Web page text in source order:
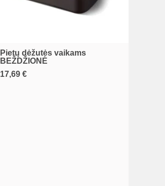
Pietų dėžutės vaikams
BEŽDŽIONĖ
17,69€